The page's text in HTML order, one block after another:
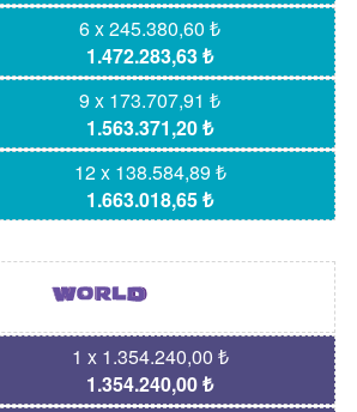
6 x 245.380,60 ₺
1.472.283,63 ₺
9 x 173.707,91 ₺
1.563.371,20 ₺
12 x 138.584,89 ₺
1.663.018,65 ₺
1 x 1.354.240,00 ₺
1.354.240,00 ₺